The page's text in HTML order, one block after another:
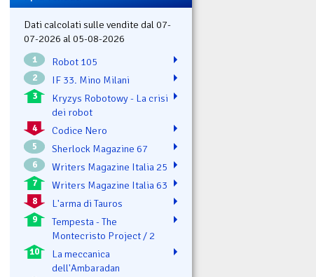
Dati calcolati sulle vendite dal 07-
07-2026 al 05-08-2026
1 Robot 105
2 IF 33. Mino Milani
3
Kryzys Robotowy - La crisi
dei robot
4 Codice Nero
5 Sherlock Magazine 67
6 Writers Magazine Italia 25
7 Writers Magazine Italia 63
8 L'arma di Tauros
9
Tempesta - The
Montecristo Project / 2
10
La meccanica
dell'Ambaradan